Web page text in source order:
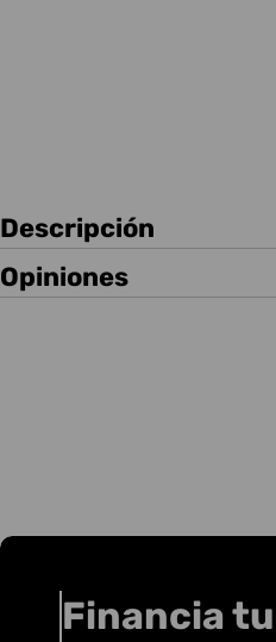
Descripción
Opiniones
Financia